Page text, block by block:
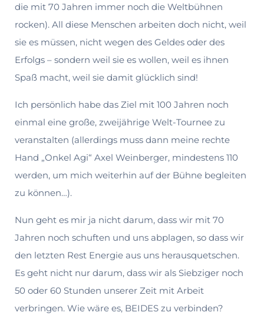
die mit 70 Jahren immer noch die Weltbühnen
rocken). All diese Menschen arbeiten doch nicht, weil
sie es müssen, nicht wegen des Geldes oder des
Erfolgs – sondern weil sie es wollen, weil es ihnen
Spaß macht, weil sie damit glücklich sind!
Ich persönlich habe das Ziel mit 100 Jahren noch
einmal eine große, zweijährige Welt-Tournee zu
veranstalten (allerdings muss dann meine rechte
Hand „Onkel Agi“ Axel Weinberger, mindestens 110
werden, um mich weiterhin auf der Bühne begleiten
zu können…).
Nun geht es mir ja nicht darum, dass wir mit 70
Jahren noch schuften und uns ab­plagen, so dass wir
den letzten Rest Energie aus uns herausquetschen.
Es geht nicht nur darum, dass wir als Siebziger noch
50 oder 60 Stunden unserer Zeit mit Arbeit
verbringen. Wie wäre es, BEIDES zu verbinden?